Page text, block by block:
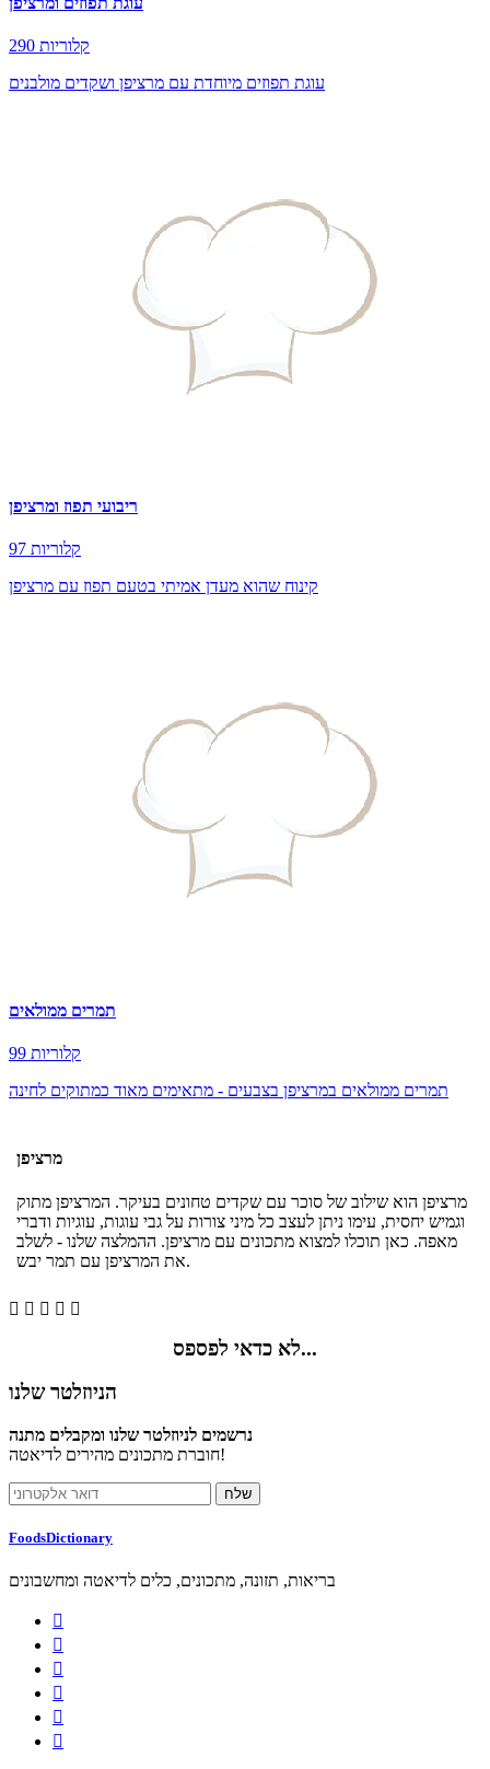
290 קלוריות
עוגת תפוזים מיוחדת עם מרציפן ושקדים מולבנים
ריבועי תפוז ומרציפן
97 קלוריות
קינוח שהוא מעדן אמיתי בטעם תפוז עם מרציפן
תמרים ממולאים
99 קלוריות
תמרים ממולאים במרציפן בצבעים - מתאימים מאוד כמתוקים לחינה
מרציפן
מרציפן הוא שילוב של סוכר עם שקדים טחונים בעיקר. המרציפן מתוק
וגמיש יחסית, עימו ניתן לעצב כל מיני צורות על גבי עוגות, עוגיות ודברי
מאפה. כאן תוכלו למצוא מתכונים עם מרציפן. ההמלצה שלנו - לשלב
את המרציפן עם תמר יבש.
    
לא כדאי לפספס...
הניוזלטר שלנו
נרשמים לניוזלטר שלנו ומקבלים מתנה
חוברת מתכונים מהירים לדיאטה!
FoodsDictionary
בריאות, תזונה, מתכונים, כלים לדיאטה ומחשבונים





